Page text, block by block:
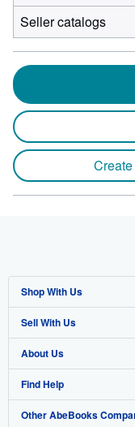
Seller catalogs
Shop With Us
Advanced Search
Browse Collections
My Account
My Orders
Sell With Us
Start Selling
Join Our Affiliate Program
Book Buyback
About Us
About AbeBooks
Media
Find Help
Help
Other AbeBooks